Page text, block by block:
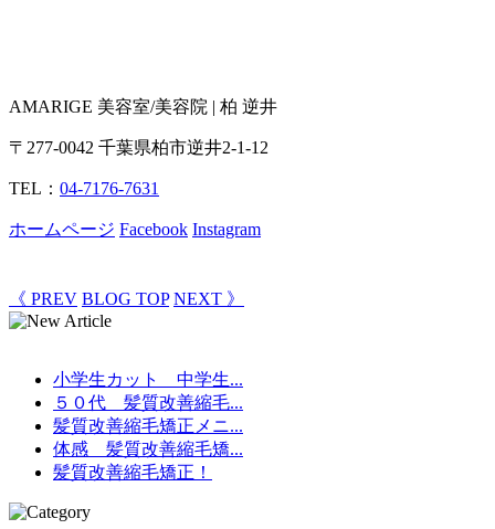
AMARIGE 美容室/美容院 | 柏 逆井
〒277-0042 千葉県柏市逆井2-1-12
TEL： 04-7176-7631
ホームページ Facebook Instagram
《 PREV BLOG TOP NEXT 》
小学生カット 中学生...
５０代 髪質改善縮毛...
髪質改善縮毛矯正メニ...
体感 髪質改善縮毛矯...
髪質改善縮毛矯正！